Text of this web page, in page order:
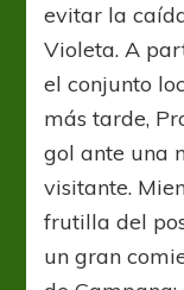
evitar la
Violeta. A
el conjunto
más tarde,
gol ante una
visitante.
frutilla del
un gran